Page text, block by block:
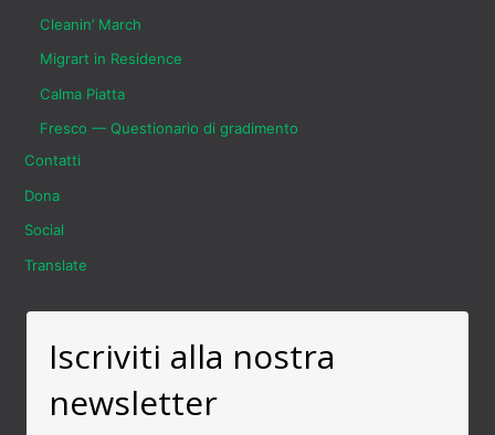
Cleanin’ March
Migrart in Residence
Calma Piatta
Fresco — Questionario di gradimento
Contatti
Dona
Social
Translate
Iscriviti alla nostra
newsletter